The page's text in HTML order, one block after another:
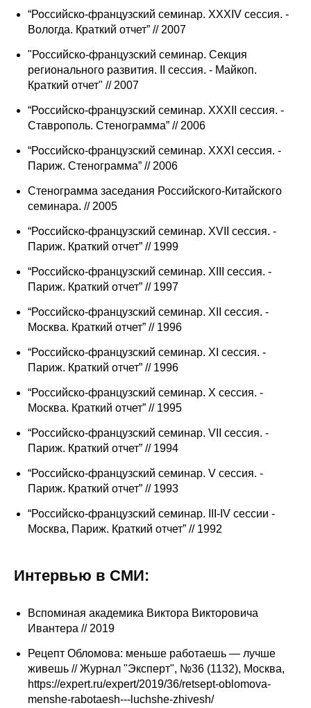
“Российско-французский семинар. XXXIV сессия. -
Вологда. Краткий отчет” // 2007
"Российско-французский семинар. Секция
регионального развития. II сессия. - Майкоп.
Краткий отчет" // 2007
“Российско-французский семинар. XXXII сессия. -
Ставрополь. Стенограмма” // 2006
“Российско-французский семинар. XXXI сессия. -
Париж. Стенограмма” // 2006
Стенограмма заседания Российского-Китайского
семинара. // 2005
“Российско-французский семинар. XVII сессия. -
Париж. Краткий отчет” // 1999
“Российско-французский семинар. XIII сессия. -
Париж. Краткий отчет” // 1997
“Российско-французский семинар. XII сессия. -
Москва. Краткий отчет” // 1996
“Российско-французский семинар. XI сессия. -
Париж. Краткий отчет” // 1996
“Российско-французский семинар. X сессия. -
Москва. Краткий отчет” // 1995
“Российско-французский семинар. VII сессия. -
Париж. Краткий отчет” // 1994
“Российско-французский семинар. V сессия. -
Париж. Краткий отчет” // 1993
“Российско-французский семинар. III-IV сессии -
Москва, Париж. Краткий отчет” // 1992
Интервью в СМИ:
Вспоминая академика Виктора Викторовича
Ивантера // 2019
Рецепт Обломова: меньше работаешь — лучше
живешь // Журнал "Эксперт", №36 (1132), Москва,
https://expert.ru/expert/2019/36/retsept-oblomova-
menshe-rabotaesh---luchshe-zhivesh/